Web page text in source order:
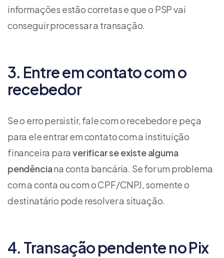
informações estão corretas e que o PSP vai
conseguir processar a transação.
3. Entre em contato com o
recebedor
Se o erro persistir, fale com o recebedor e peça
para ele entrar em contato com a instituição
financeira paraverificar se existe alguma
pendênciana conta bancária. Se for um problema
com a conta ou com o CPF/CNPJ, somente o
destinatário pode resolver a situação.
4. Transação pendente no Pix